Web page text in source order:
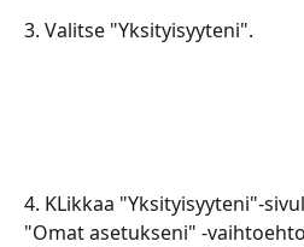
​​​​​​​​​​3. Valitse "Yksityisyyteni".
​​​​​​​​​4. KLikkaa "Yksityisyyteni"-
"Omat asetukseni" -